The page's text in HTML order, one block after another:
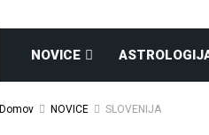
NOVICE
Domov NOVICE SLOVENIJA